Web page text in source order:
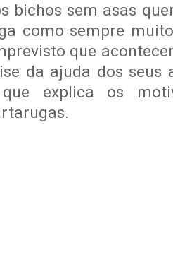
bichos sem asas
como sempre
que
da ajuda dos seus
explica os